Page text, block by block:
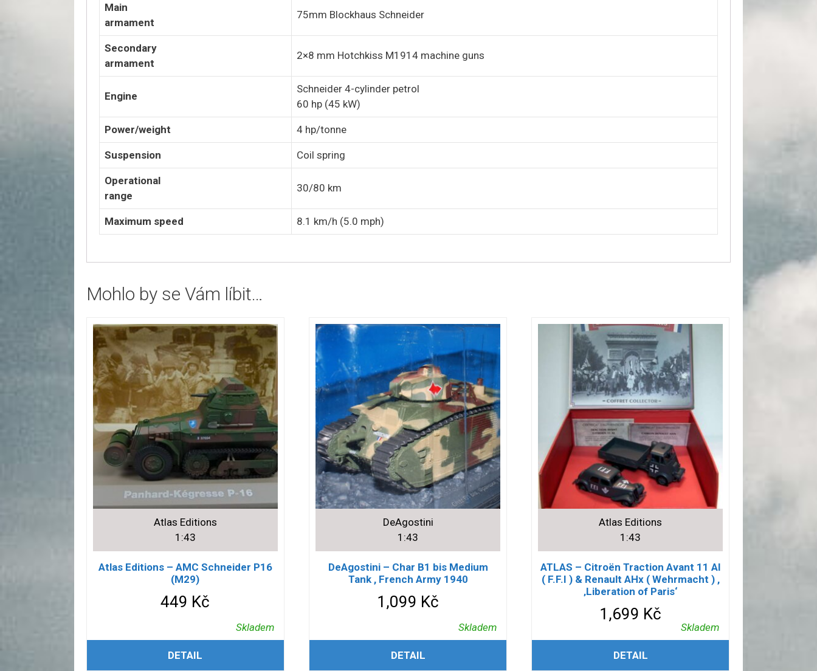
Main
armament
75mm Blockhaus Schneider
Secondary
armament
2×8 mm Hotchkiss M1914 machine guns
Engine
Schneider 4-cylinder petrol
60 hp (45 kW)
Power/weight 4 hp/tonne
Suspension Coil spring
Operational
range
30/80 km
Maximum speed 8.1 km/h (5.0 mph)
Mohlo by se Vám líbit…
Atlas Editions
1:43
Atlas Editions – AMC Schneider P16
(M29)
449 Kč
Skladem
PŘIDAT DO KOŠÍKU
DETAIL
DeAgostini
1:43
DeAgostini – Char B1 bis Medium
Tank , French Army 1940
1,099 Kč
Skladem
PŘIDAT DO KOŠÍKU
DETAIL
Atlas Editions
1:43
ATLAS – Citroën Traction Avant 11 Al
( F.F.I ) & Renault AHx ( Wehrmacht ) ,
‚Liberation of Paris‘
1,699 Kč
Skladem
PŘIDAT DO KOŠÍKU
DETAIL